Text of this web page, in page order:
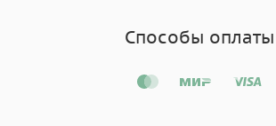
Способы оплаты